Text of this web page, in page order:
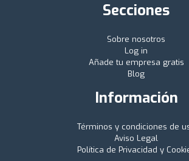
Secciones
Sobre nosotros
Log in
Añade tu empresa gratis
Blog
Información
Términos y condiciones de
Aviso Legal
Política de Privacidad y